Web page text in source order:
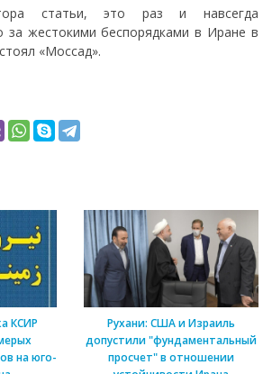
статьи, это раз и навсегда
за жестокими беспорядками в Иране в
«Моссад».
КСИР
на юго-
Рухани: США и Израиль
допустили "фундаментальный
просчет" в отношении